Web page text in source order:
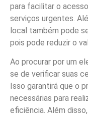
para facilitar o
serviços urgentes.
local também pode
pois pode reduzir o
Ao procurar por um
se de verificar suas
Isso garantirá que o
necessárias para
eficiência. Além